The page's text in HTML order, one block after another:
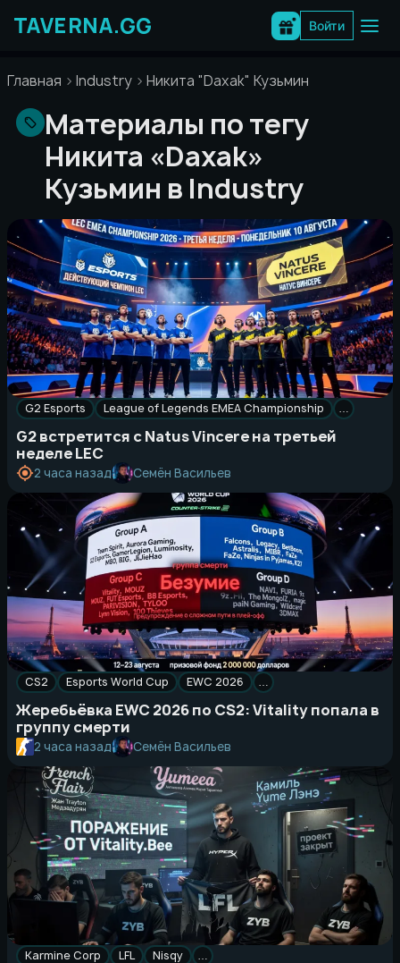
содержимому
Войти
Главная Industry Никита "Daxak" Кузьмин
Материалы по тегу
Никита «Daxak»
Кузьмин в Industry
G2 Esports League of Legends EMEA Championship …
G2 встретится с Natus Vincere на третьей
неделе LEC
2 часа назад Семён Васильев
CS2 Esports World Cup EWC 2026 …
Жеребьёвка EWC 2026 по CS2: Vitality попала в
группу смерти
2 часа назад Семён Васильев
Karmine Corp LFL Nisqy …